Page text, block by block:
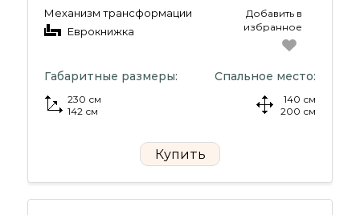
Механизм трансформации
Еврокнижка
Добавить в
избранное
Габаритные размеры:
230 см
142 см
Спальное место:
140 см
200 см
Купить